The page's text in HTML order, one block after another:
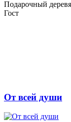
Подарочный
Гост
От всей души